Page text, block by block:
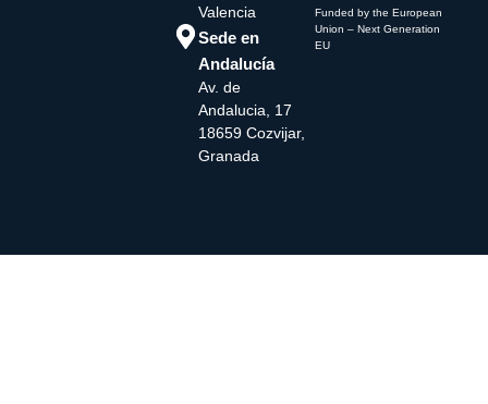
Valencia
Sede en
Andalucía
Av. de
Andalucia, 17
18659 Cozvijar,
Granada
Funded by the European
Union – Next Generation
EU